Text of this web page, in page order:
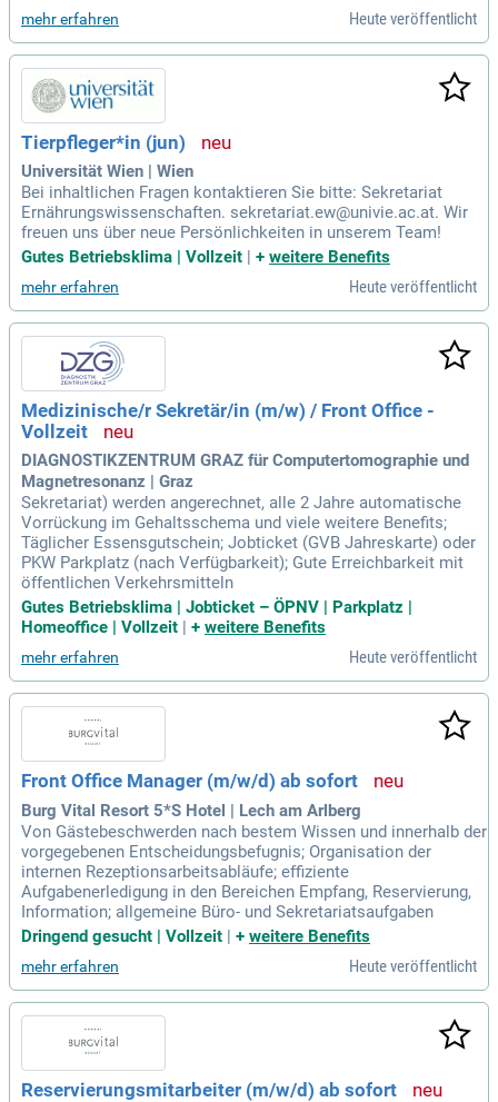
mehr erfahren Heute veröffentlicht
Tierpfleger*in (jun)
Universität Wien | Wien
Bei inhaltlichen Fragen kontaktieren Sie bitte: Sekretariat
Ernährungswissenschaften. sekretariat.ew@univie.ac.at. Wir
freuen uns über neue Persönlichkeiten in unserem Team!
Gutes Betriebsklima | Vollzeit | + weitere Benefits
mehr erfahren Heute veröffentlicht
Medizinische/r Sekretär/in (m/w) / Front Office -
Vollzeit
DIAGNOSTIKZENTRUM GRAZ für Computertomographie und
Magnetresonanz | Graz
Sekretariat) werden angerechnet, alle 2 Jahre automatische
Vorrückung im Gehaltsschema und viele weitere Benefits;
Täglicher Essensgutschein; Jobticket (GVB Jahreskarte) oder
PKW Parkplatz (nach Verfügbarkeit); Gute Erreichbarkeit mit
öffentlichen Verkehrsmitteln
Gutes Betriebsklima | Jobticket – ÖPNV | Parkplatz |
Homeoffice | Vollzeit
+ weitere Benefits
mehr erfahren Heute veröffentlicht
Front Office Manager (m/w/d) ab sofort
Burg Vital Resort 5*S Hotel | Lech am Arlberg
Von Gästebeschwerden nach bestem Wissen und innerhalb der
vorgegebenen Entscheidungsbefugnis; Organisation der
internen Rezeptionsarbeitsabläufe; effiziente
Aufgabenerledigung in den Bereichen Empfang, Reservierung,
Information; allgemeine Büro- und Sekretariatsaufgaben
Dringend gesucht | Vollzeit | + weitere Benefits
mehr erfahren Heute veröffentlicht
Reservierungsmitarbeiter (m/w/d) ab sofort